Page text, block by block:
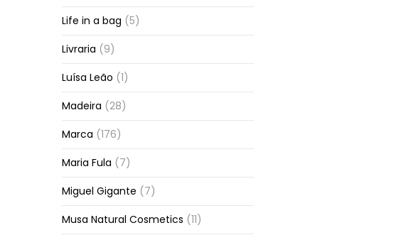
Life in a bag (5)
Livraria (9)
Luísa Leão (1)
Madeira (28)
Marca (176)
Maria Fula (7)
Miguel Gigante (7)
Musa Natural Cosmetics (11)